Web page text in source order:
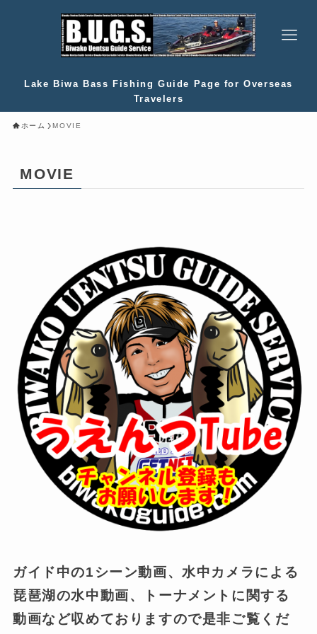
Lake Biwa Bass Fishing Guide Page for Overseas
Travelers
ホーム MOVIE
MOVIE
ガイド中の1シーン動画、水中カメラによる
琵琶湖の水中動画、トーナメントに関する
動画など収めておりますので是非ご覧くだ